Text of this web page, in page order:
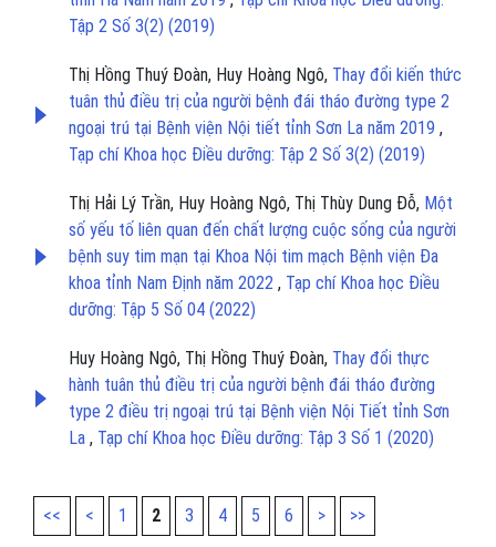
Tập 2 Số 3(2) (2019)
Thị Hồng Thuý Đoàn, Huy Hoàng Ngô, Thay đổi kiến thức
tuân thủ điều trị của người bệnh đái tháo đường type 2
ngoại trú tại Bệnh viện Nội tiết tỉnh Sơn La năm 2019 ,
Tạp chí Khoa học Điều dưỡng: Tập 2 Số 3(2) (2019)
Thị Hải Lý Trần, Huy Hoàng Ngô, Thị Thùy Dung Đỗ, Một
số yếu tố liên quan đến chất lượng cuộc sống của người
bệnh suy tim mạn tại Khoa Nội tim mạch Bệnh viện Đa
khoa tỉnh Nam Định năm 2022 , Tạp chí Khoa học Điều
dưỡng: Tập 5 Số 04 (2022)
Huy Hoàng Ngô, Thị Hồng Thuý Đoàn, Thay đổi thực
hành tuân thủ điều trị của người bệnh đái tháo đường
type 2 điều trị ngoại trú tại Bệnh viện Nội Tiết tỉnh Sơn
La , Tạp chí Khoa học Điều dưỡng: Tập 3 Số 1 (2020)
<< < 1 2 3 4 5 6 > >>